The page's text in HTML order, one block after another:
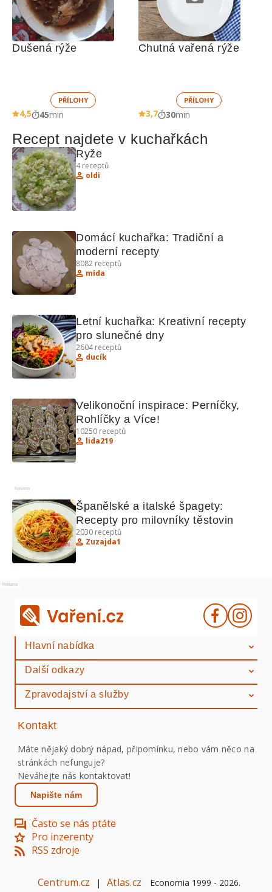
Dušená rýže
PŘÍLOHY
4,5 45min
Chutná vařená rýže
PŘÍLOHY
3,7 30min
Recept najdete v kuchařkách
Ryže
4receptů
oldi
Domácí kuchařka: Tradiční a
moderní recepty
8082 receptů
mída
Letní kuchařka: Kreativní recepty
pro slunečné dny
2604receptů
ducík
Velikonoční inspirace: Perníčky,
Rohlíčky a Více!
10250 receptů
lida219
Reklama
Španělské a italské špagety:
Recepty pro milovníky těstovin
2030 receptů
Zuzajda1
Reklama
Hlavní nabídka
Další odkazy
Zpravodajství a služby
Kontakt
Máte nějaký dobrý nápad, připomínku, nebo vám něco na
stránkách nefunguje?
Neváhejte nás kontaktovat!
Napište nám
Často se nás ptáte
Pro inzerenty
RSS zdroje
Centrum.cz | Atlas.cz Economia 1999 - 2026.